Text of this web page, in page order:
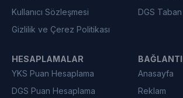
Kullanıcı Sözleşmesi
Gizlilik ve Çerez Politikası
DGS Taban
HESAPLAMALAR
YKS Puan Hesaplama
DGS Puan Hesaplama
Anasayfa
Reklam